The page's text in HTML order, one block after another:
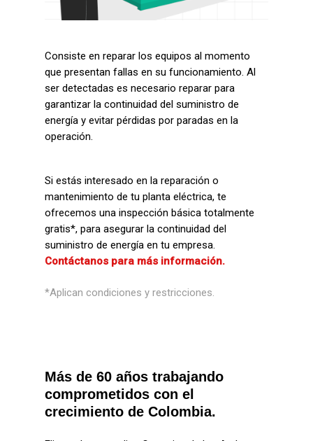
Consiste en reparar los equipos al momento
que presentan fallas en su funcionamiento. Al
ser detectadas es necesario reparar para
garantizar la continuidad del suministro de
energía y evitar pérdidas por paradas en la
operación.
Si estás interesado en la reparación o
mantenimiento de tu planta eléctrica, te
ofrecemos una inspección básica totalmente
gratis*, para asegurar la continuidad del
suministro de energía en tu empresa.
Contáctanos para más información.
*Aplican condiciones y restricciones.
Más de 60 años trabajando
comprometidos con el
crecimiento de Colombia.